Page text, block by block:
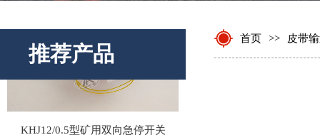
推荐产品
KHJ12/0.5型矿用双向急停开关
首页 >> 皮带